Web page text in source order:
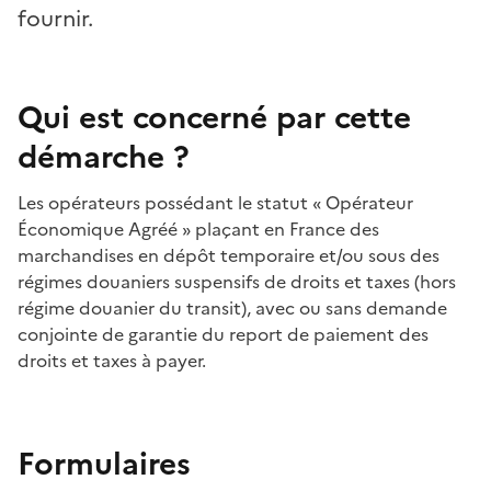
fournir.
Qui est concerné par cette
démarche ?
Les opérateurs possédant le statut « Opérateur
Économique Agréé » plaçant en France des
marchandises en dépôt temporaire et/ou sous des
régimes douaniers suspensifs de droits et taxes (hors
régime douanier du transit), avec ou sans demande
conjointe de garantie du report de paiement des
droits et taxes à payer.
Formulaires